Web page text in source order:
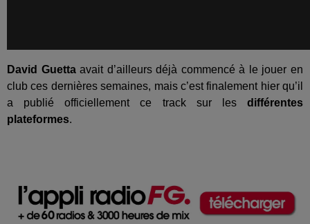
David Guettaavait d’ailleurs déjà commencé à le jouer en
club ces dernières semaines, mais c’est finalement hier qu’il
a publié officiellement ce track sur les différentes
plateformes.